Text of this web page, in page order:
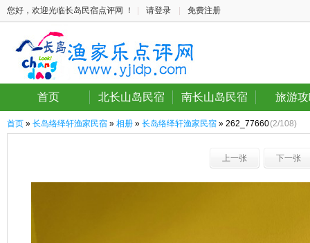
您好，欢迎光临长岛民宿点评网 ！ 请登录 免费注册
首页 北长山岛民宿 南长山岛民宿 旅游
首页 » 长岛络绎轩渔家民宿 » 相册 » 长岛络绎轩渔家民宿 » 262_77660(2/108)
上一张 下一张